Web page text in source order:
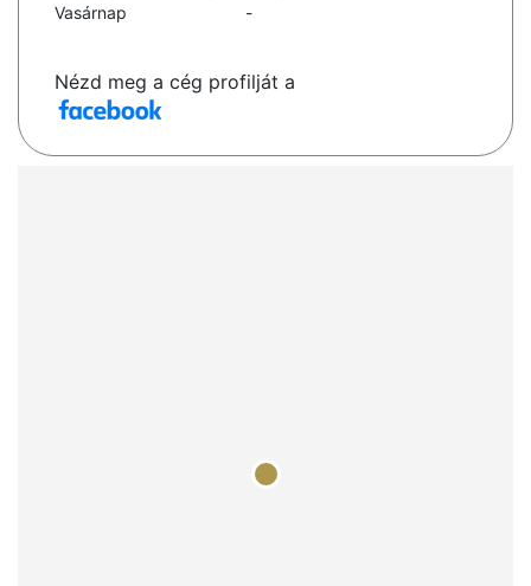
Vasárnap
-
Nézd meg a cég profilját a